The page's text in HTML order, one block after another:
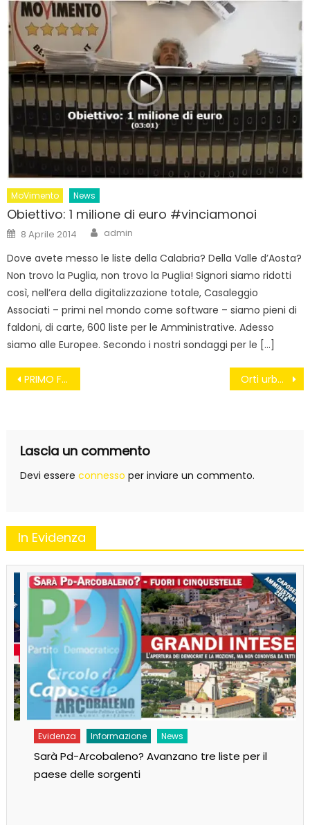
MoVimento News
Obiettivo: 1 milione di euro #vinciamonoi
Posted
on
8 Aprile 2014 Author
admin
Dove avete messo le liste della Calabria? Della Valle d’Aosta?
Non trovo la Puglia, non trovo la Puglia! Signori siamo ridotti
così, nell’era della digitalizzazione totale, Casaleggio
Associati – primi nel mondo come software – siamo pieni di
faldoni, di carte, 600 liste per le Amministrative. Adesso
siamo alle Europee. Secondo i nostri sondaggi per le […]
Navigazione
PRIMO FLOP DEL GOVERNO LETTA NIENTE DECRETO SULL’IMU Orti urbani: oltre un milione di mq, come nella seconda guerra mondiale
Lascia un commento
Devi essere connesso per inviare un commento.
In Evidenza
Evidenza Informazione News
Sarà Pd-Arcobaleno? Avanzano tre liste per il
paese delle sorgenti